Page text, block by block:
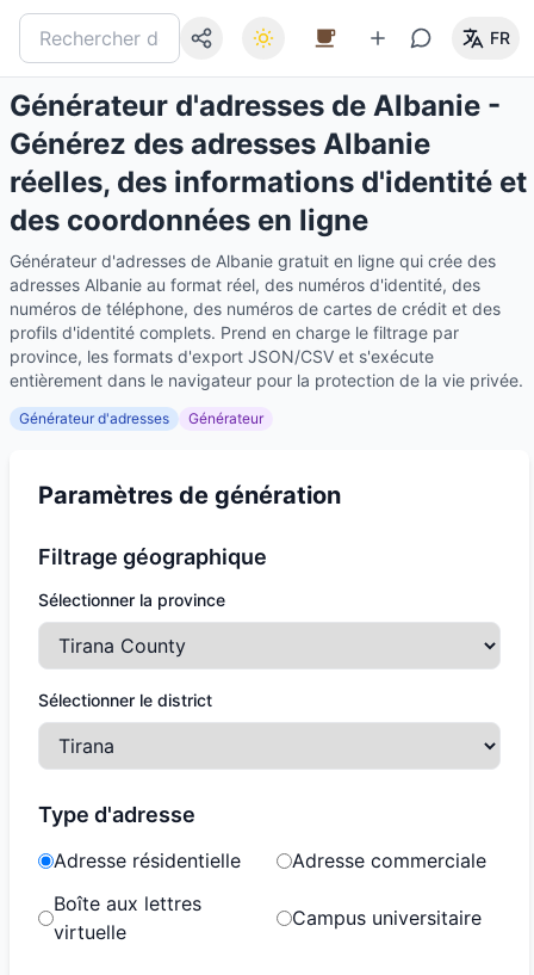
FR
Générateur d'adresses de Albanie -
Générez des adresses Albanie
réelles, des informations d'identité et
des coordonnées en ligne
Générateur d'adresses de Albanie gratuit en ligne qui crée des
adresses Albanie au format réel, des numéros d'identité, des
numéros de téléphone, des numéros de cartes de crédit et des
profils d'identité complets. Prend en charge le filtrage par
province, les formats d'export JSON/CSV et s'exécute
entièrement dans le navigateur pour la protection de la vie privée.
Générateur d'adresses Générateur
Paramètres de génération
Filtrage géographique
Sélectionner la province
Sélectionner le district
Type d'adresse
Adresse résidentielle
Adresse commerciale
Boîte aux lettres
virtuelle
Campus universitaire